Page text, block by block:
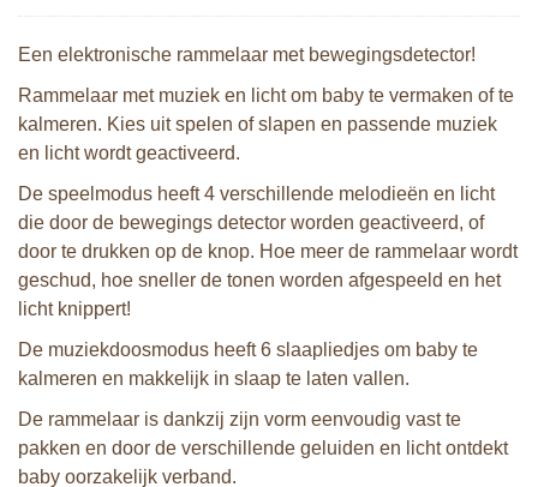
Een elektronische rammelaar met bewegingsdetector!
Rammelaar met muziek en licht om baby te vermaken of te
kalmeren. Kies uit spelen of slapen en passende muziek
en licht wordt geactiveerd.
De speelmodus heeft 4 verschillende melodieën en licht
die door de bewegings detector worden geactiveerd, of
door te drukken op de knop. Hoe meer de rammelaar wordt
geschud, hoe sneller de tonen worden afgespeeld en het
licht knippert!
De muziekdoosmodus heeft 6 slaapliedjes om baby te
kalmeren en makkelijk in slaap te laten vallen.
De rammelaar is dankzij zijn vorm eenvoudig vast te
pakken en door de verschillende geluiden en licht ontdekt
baby oorzakelijk verband.